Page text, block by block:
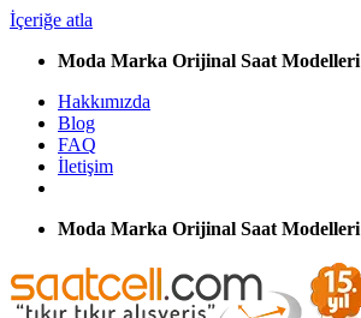
İçeriğe atla
Moda Marka Orijinal Saat Modelleri
Hakkımızda
Blog
FAQ
İletişim
Moda Marka Orijinal Saat Modelleri